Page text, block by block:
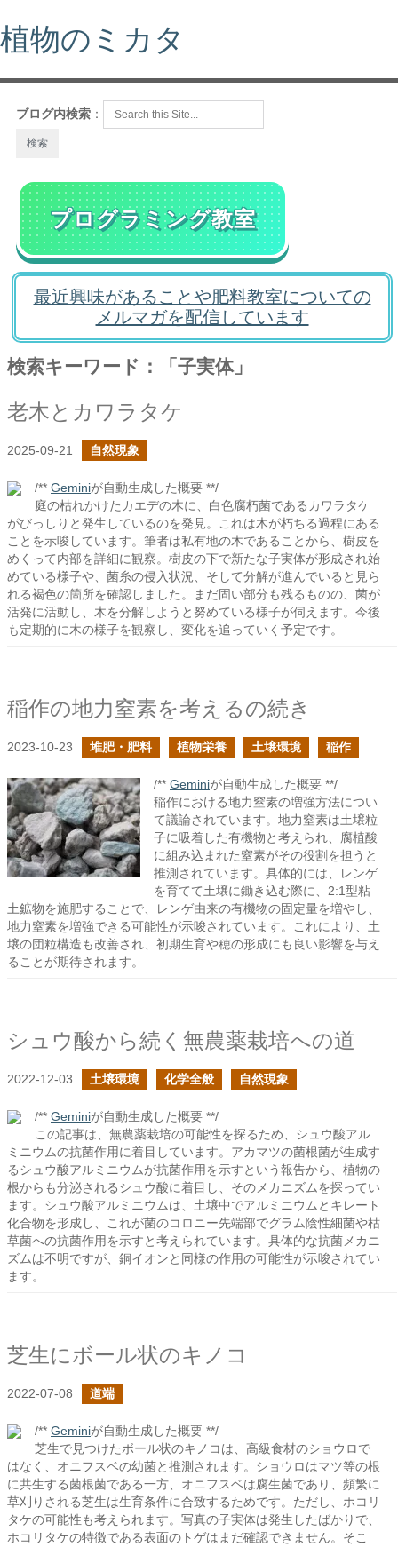
植物のミカタ
ブログ内検索 ：
プログラミング教室
最近興味があることや肥料教室についての
メルマガを配信しています
検索キーワード：「子実体」
老木とカワラタケ
2025-09-21 自然現象
/** Geminiが自動生成した概要 **/
庭の枯れかけたカエデの木に、白色腐朽菌であるカワラタケ
がびっしりと発生しているのを発見。これは木が朽ちる過程にある
ことを示唆しています。筆者は私有地の木であることから、樹皮を
めくって内部を詳細に観察。樹皮の下で新たな子実体が形成され始
めている様子や、菌糸の侵入状況、そして分解が進んでいると見ら
れる褐色の箇所を確認しました。まだ固い部分も残るものの、菌が
活発に活動し、木を分解しようと努めている様子が伺えます。今後
も定期的に木の様子を観察し、変化を追っていく予定です。
稲作の地力窒素を考えるの続き
2023-10-23 堆肥・肥料 植物栄養 土壌環境 稲作
/** Geminiが自動生成した概要 **/
稲作における地力窒素の増強方法につい
て議論されています。地力窒素は土壌粒
子に吸着した有機物と考えられ、腐植酸
に組み込まれた窒素がその役割を担うと
推測されています。具体的には、レンゲ
を育てて土壌に鋤き込む際に、2:1型粘
土鉱物を施肥することで、レンゲ由来の有機物の固定量を増やし、
地力窒素を増強できる可能性が示唆されています。これにより、土
壌の団粒構造も改善され、初期生育や穂の形成にも良い影響を与え
ることが期待されます。
シュウ酸から続く無農薬栽培への道
2022-12-03 土壌環境 化学全般 自然現象
/** Geminiが自動生成した概要 **/
この記事は、無農薬栽培の可能性を探るため、シュウ酸アル
ミニウムの抗菌作用に着目しています。アカマツの菌根菌が生成す
るシュウ酸アルミニウムが抗菌作用を示すという報告から、植物の
根からも分泌されるシュウ酸に着目し、そのメカニズムを探ってい
ます。シュウ酸アルミニウムは、土壌中でアルミニウムとキレート
化合物を形成し、これが菌のコロニー先端部でグラム陰性細菌や枯
草菌への抗菌作用を示すと考えられています。具体的な抗菌メカニ
ズムは不明ですが、銅イオンと同様の作用の可能性が示唆されてい
ます。
芝生にボール状のキノコ
2022-07-08 道端
/** Geminiが自動生成した概要 **/
芝生で見つけたボール状のキノコは、高級食材のショウロで
はなく、オニフスベの幼菌と推測されます。ショウロはマツ等の根
に共生する菌根菌である一方、オニフスベは腐生菌であり、頻繁に
草刈りされる芝生は生育条件に合致するためです。ただし、ホコリ
タケの可能性も考えられます。写真の子実体は発生したばかりで、
ホコリタケの特徴である表面のトゲはまだ確認できません。そこ